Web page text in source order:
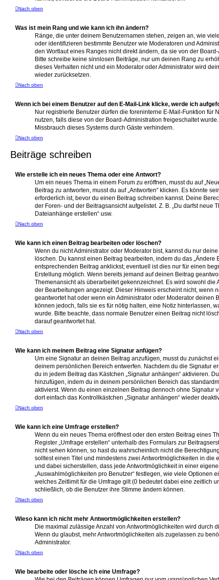
Nach oben
Was ist mein Rang und wie kann ich ihn ändern?
Ränge, die unter deinem Benutzernamen stehen, zeigen an, wie
oder identifizieren bestimmte Benutzer wie Moderatoren und
den Wortlaut eines Ranges nicht direkt ändern, da sie von der
Bitte schreibe keine sinnlosen Beiträge, nur um deinen Rang zu
dieses Verhalten nicht und ein Moderator oder Administrator wird
wieder zurücksetzen.
Nach oben
Wenn ich bei einem Benutzer auf den E-Mail-Link klicke, werde ich
Nur registrierte Benutzer dürfen die foreninterne E-Mail-Funktion für
nutzen, falls diese von der Board-Administration freigeschaltet
Missbrauch dieses Systems durch Gäste verhindern.
Nach oben
Beiträge schreiben
Wie erstelle ich ein neues Thema oder eine Antwort?
Um ein neues Thema in einem Forum zu eröffnen, musst du auf
Beitrag zu antworten, musst du auf „Antworten“ klicken. Es könnte
erforderlich ist, bevor du einen Beitrag schreiben kannst. Deine
der Foren- und der Beitragsansicht aufgelistet. Z. B. „Du darfst neue
Dateianhänge erstellen“ usw.
Nach oben
Wie kann ich einen Beitrag bearbeiten oder löschen?
Wenn du nicht Administrator oder Moderator bist, kannst du nur
löschen. Du kannst einen Beitrag bearbeiten, indem du das „Ändere
entsprechenden Beitrag anklickst; eventuell ist dies nur für einen
Erstellung möglich. Wenn bereits jemand auf deinen Beitrag
Themenansicht als überarbeitet gekennzeichnet. Es wird sowohl die
der Bearbeitungen angezeigt. Dieser Hinweis erscheint nicht, wenn
geantwortet hat oder wenn ein Administrator oder Moderator deinen
können jedoch, falls sie es für nötig halten, eine Notiz hinterlassen,
wurde. Bitte beachte, dass normale Benutzer einen Beitrag nicht
darauf geantwortet hat.
Nach oben
Wie kann ich meinem Beitrag eine Signatur anfügen?
Um eine Signatur an deinen Beitrag anzufügen, musst du zunächst
deinem persönlichen Bereich entwerfen. Nachdem du die Signatur
du in jedem Beitrag das Kästchen „Signatur anhängen“ aktivieren.
hinzufügen, indem du in deinem persönlichen Bereich das
aktivierst. Wenn du einen einzelnen Beitrag dennoch ohne Signatur
dort einfach das Kontrollkästchen „Signatur anhängen“ wieder
Nach oben
Wie kann ich eine Umfrage erstellen?
Wenn du ein neues Thema eröffnest oder den ersten Beitrag eines
Register „Umfrage erstellen“ unterhalb des Formulars zur
nicht sehen können, so hast du wahrscheinlich nicht die
solltest einen Titel und mindestens zwei Antwortmöglichkeiten in die
und dabei sicherstellen, dass jede Antwortmöglichkeit in einer
„Auswahlmöglichkeiten pro Benutzer“ festlegen, wie viele Optionen
welches Zeitlimit für die Umfrage gilt (0 bedeutet dabei eine zeitlich
schließlich, ob die Benutzer ihre Stimme ändern können.
Nach oben
Wieso kann ich nicht mehr Antwortmöglichkeiten erstellen?
Die maximal zulässige Anzahl von Antwortmöglichkeiten wird durch
Wenn du glaubst, mehr Antwortmöglichkeiten als zugelassen zu
Administrator.
Nach oben
Wie bearbeite oder lösche ich eine Umfrage?